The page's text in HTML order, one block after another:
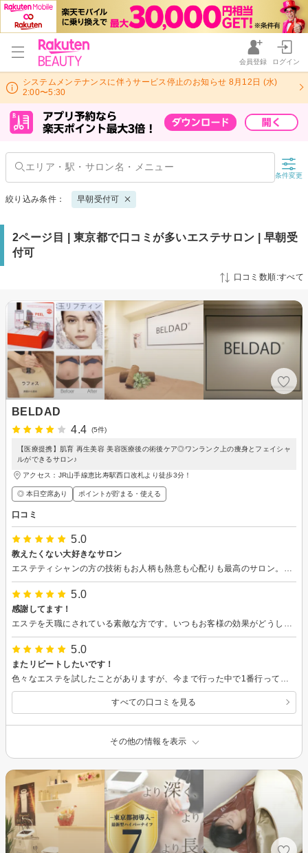
会員登録 ログイン
システムメンテナンスに伴うサービス停止のお知らせ 8月12日 (水)
2:00〜5:30
条件変更
絞り込み条件： 早朝受付可
2ページ目 | 東京都で口コミが多いエステサロン | 早朝受
付可
口コミ数順:すべて
BELDAD
4.4
(5件)
【医療提携】肌育 再生美容 美容医療後の術後ケア◎ワンランク上の痩身とフェイシャ
ルができるサロン♪
アクセス：JR山手線恵比寿駅西口改札より徒歩3分！
◎ 本日空席あり ポイントが貯まる・使える
口コミ
5.0
教えたくない大好きなサロン
5.0
感謝してます！
5.0
またリピートしたいです！
すべての口コミを見る
その他の情報を表示